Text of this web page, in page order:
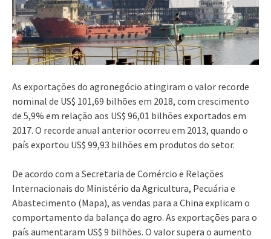
As exportações do agronegócio atingiram o valor recorde
nominal de US$ 101,69 bilhões em 2018, com crescimento
de 5,9% em relação aos US$ 96,01 bilhões exportados em
2017. O recorde anual anterior ocorreu em 2013, quando o
país exportou US$ 99,93 bilhões em produtos do setor.
De acordo com a Secretaria de Comércio e Relações
Internacionais do Ministério da Agricultura, Pecuária e
Abastecimento (Mapa), as vendas para a China explicam o
comportamento da balança do agro. As exportações para o
país aumentaram US$ 9 bilhões. O valor supera o aumento